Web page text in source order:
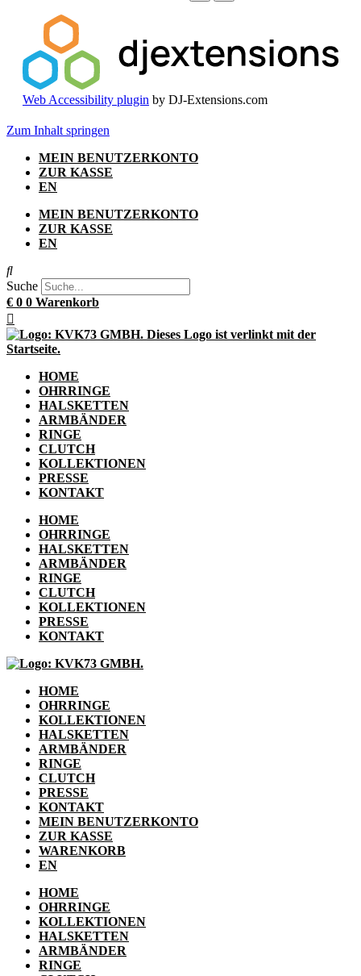
Web Accessibility plugin by DJ-Extensions.com
Zum Inhalt springen
MEIN BENUTZERKONTO
ZUR KASSE
EN
MEIN BENUTZERKONTO
ZUR KASSE
EN
Suche
€ 0 0 Warenkorb
HOME
OHRRINGE
HALSKETTEN
ARMBÄNDER
RINGE
CLUTCH
KOLLEKTIONEN
PRESSE
KONTAKT
HOME
OHRRINGE
HALSKETTEN
ARMBÄNDER
RINGE
CLUTCH
KOLLEKTIONEN
PRESSE
KONTAKT
HOME
OHRRINGE
KOLLEKTIONEN
HALSKETTEN
ARMBÄNDER
RINGE
CLUTCH
PRESSE
KONTAKT
MEIN BENUTZERKONTO
ZUR KASSE
WARENKORB
EN
HOME
OHRRINGE
KOLLEKTIONEN
HALSKETTEN
ARMBÄNDER
RINGE